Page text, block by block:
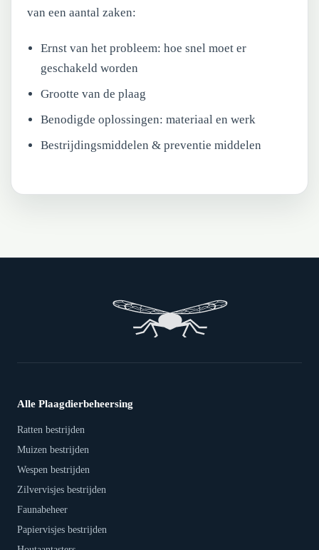
van een aantal zaken:
Ernst van het probleem: hoe snel moet er
geschakeld worden
Grootte van de plaag
Benodigde oplossingen: materiaal en werk
Bestrijdingsmiddelen & preventie middelen
Alle Plaagdierbeheersing
Ratten bestrijden
Muizen bestrijden
Wespen bestrijden
Zilvervisjes bestrijden
Faunabeheer
Papiervisjes bestrijden